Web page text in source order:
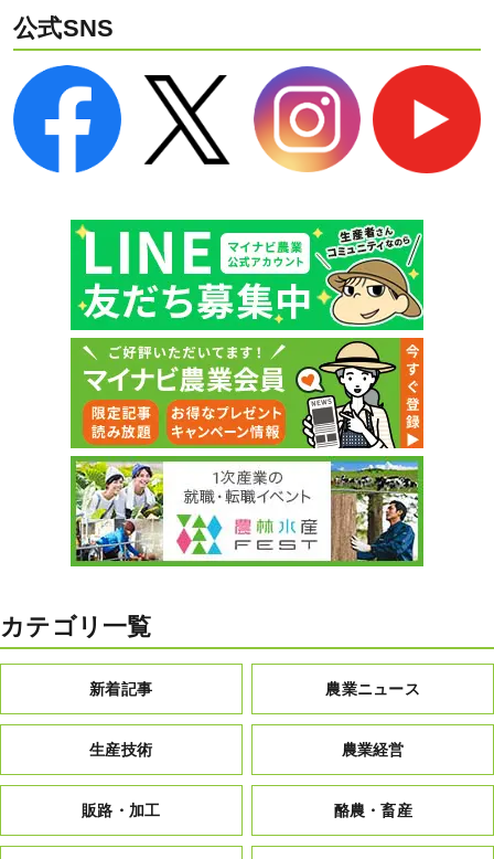
公式SNS
カテゴリ一覧
新着記事 農業ニュース
生産技術 農業経営
販路・加工 酪農・畜産